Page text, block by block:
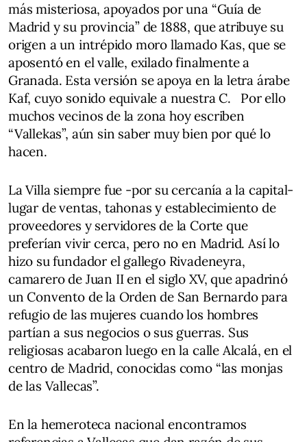
más misteriosa, apoyados por una “Guía de
Madrid y su provincia” de 1888, que atribuye su
origen a un intrépido moro llamado Kas, que se
aposentó en el valle, exilado finalmente a
Granada. Esta versión se apoya en la letra árabe
Kaf, cuyo sonido equivale a nuestra C. Por ello
muchos vecinos de la zona hoy escriben
“Vallekas”, aún sin saber muy bien por qué lo
hacen.
La Villa siempre fue -por su cercanía a la capital-
lugar de ventas, tahonas y establecimiento de
proveedores y servidores de la Corte que
preferían vivir cerca, pero no en Madrid. Así lo
hizo su fundador el gallego Rivadeneyra,
camarero de Juan II en el siglo XV, que apadrinó
un Convento de la Orden de San Bernardo para
refugio de las mujeres cuando los hombres
partían a sus negocios o sus guerras. Sus
religiosas acabaron luego en la calle Alcalá, en el
centro de Madrid, conocidas como “las monjas
de las Vallecas”.
En la hemeroteca nacional encontramos